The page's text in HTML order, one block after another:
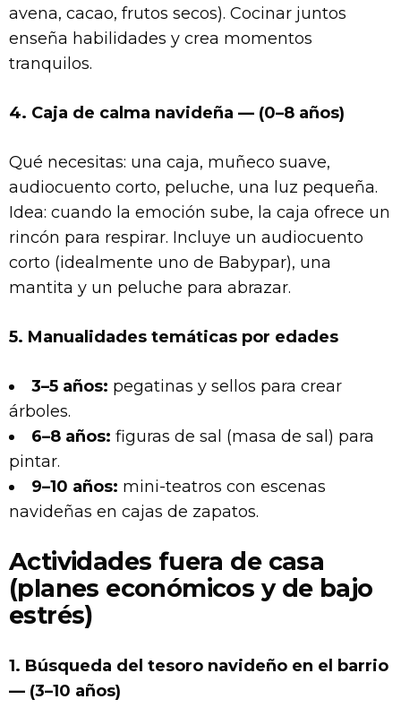
avena, cacao, frutos secos). Cocinar juntos
enseña habilidades y crea momentos
tranquilos.
4. Caja de calma navideña — (0–8 años)
Qué necesitas: una caja, muñeco suave,
audiocuento corto, peluche, una luz pequeña.
Idea: cuando la emoción sube, la caja ofrece un
rincón para respirar. Incluye un audiocuento
corto (idealmente uno de Babypar), una
mantita y un peluche para abrazar.
5. Manualidades temáticas por edades
3–5 años: pegatinas y sellos para crear
árboles.
6–8 años: figuras de sal (masa de sal) para
pintar.
9–10 años: mini-teatros con escenas
navideñas en cajas de zapatos.
Actividades fuera de casa
(planes económicos y de bajo
estrés)
1. Búsqueda del tesoro navideño en el barrio
— (3–10 años)